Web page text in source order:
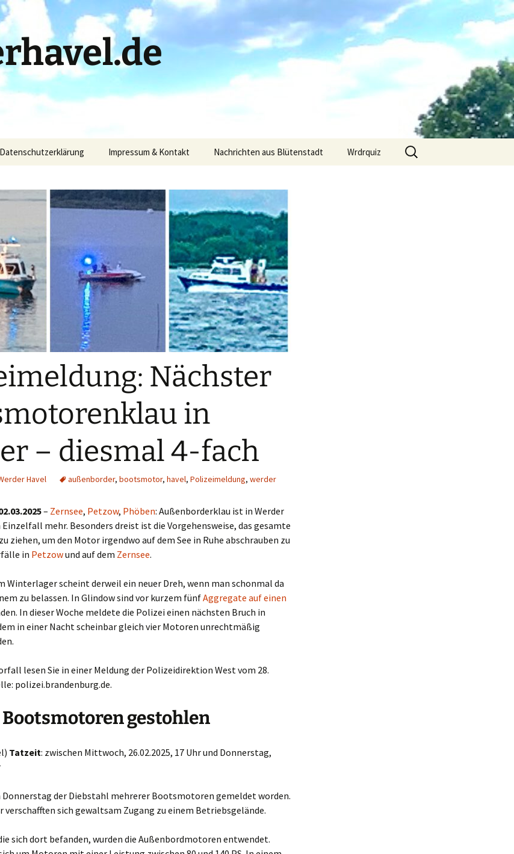
Datenschutzerklärung Impressum & Kontakt Nachrichten aus Blütenstadt Wrdrquiz
Suchen
nach:
Nächster
in
– diesmal 4-fach
Havel außenborder, bootsmotor, havel, Polizeimeldung, werder
– Zernsee, Petzow, Phöben: Außenborderklau ist in Werder
mehr. Besonders dreist ist die Vorgehensweise, das gesamte
ziehen, um den Motor irgendwo auf dem See in Ruhe abschrauben zu
in Petzowund auf dem Zernsee.
Winterlager scheint derweil ein neuer Dreh, wenn man schonmal da
zu belassen. In Glindow sind vor kurzem fünfAggregate auf einen
In dieser Woche meldete die Polizei einen nächsten Bruch in
in einer Nacht scheinbar gleich vier Motoren unrechtmäßig
lesen Sie in einer Meldung der Polizeidirektion West vom 28.
polizei.brandenburg.de.
gestohlen
Tatzeit: zwischen Mittwoch, 26.02.2025, 17 Uhr und Donnerstag,
Donnerstag der Diebstahl mehrerer Bootsmotoren gemeldet worden.
verschafften sich gewaltsam Zugang zu einem Betriebsgelände.
sich dort befanden, wurden die Außenbordmotoren entwendet.